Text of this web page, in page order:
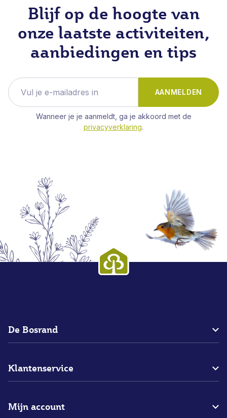
Blijf op de hoogte van
onze laatste activiteiten,
aanbiedingen en tips
AANMELDEN
Wanneer je je aanmeldt, ga je akkoord met de
privacyverklaring.
De Bosrand
Blogs
Merken
Klantenservice
Betalen
Mijn account